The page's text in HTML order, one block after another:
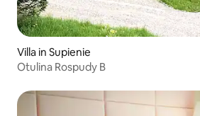
Villa in Supienie
Otulina Rospudy B